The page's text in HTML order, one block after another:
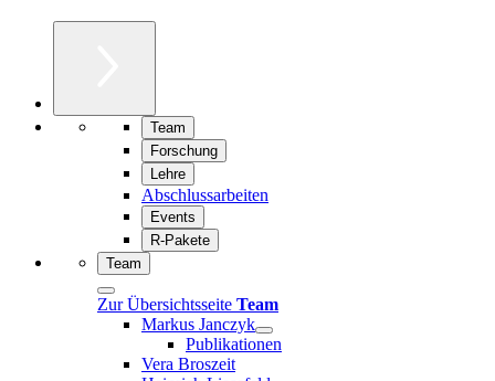
Team
Forschung
Lehre
Abschlussarbeiten
Events
R-Pakete
Team
Zur Übersichtsseite Team
Markus Janczyk
Publikationen
Vera Broszeit